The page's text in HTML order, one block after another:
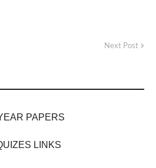
Next Post
PAPERS
LINKS